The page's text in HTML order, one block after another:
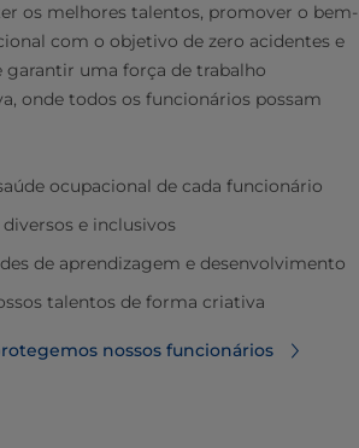
os melhores talentos, promover o bem-
com o objetivo de zero acidentes e
garantir uma força de trabalho
onde todos os funcionários possam
ocupacional de cada funcionário
e inclusivos
de aprendizagem e desenvolvimento
talentos de forma criativa
nossos funcionários